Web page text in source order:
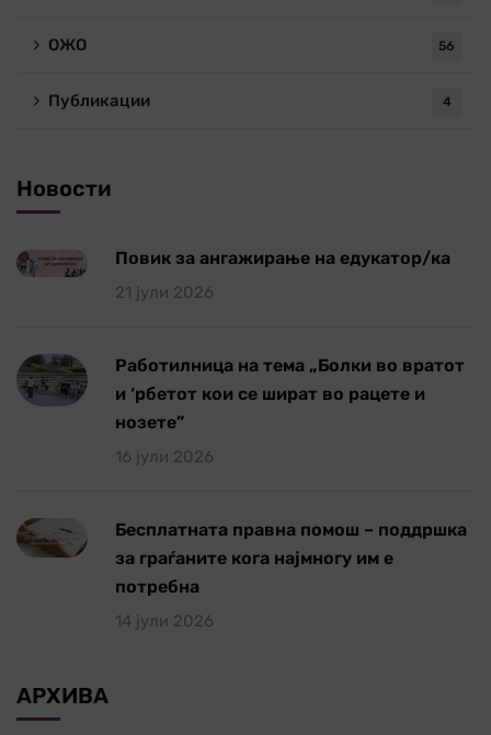
ОЖО 56
Публикации 4
Новости
Повик за ангажирање на едукатор/ка
21 јули 2026
Работилница на тема „Болки во вратот
и ‘рбетот кои се шират во рацете и
нозете”
16 јули 2026
Бесплатната правна помош – поддршка
за граѓаните кога најмногу им е
потребна
14 јули 2026
АРХИВА